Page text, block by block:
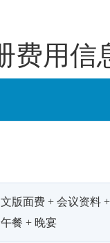
费用信
版面费 + 会议资料
餐 + 晚宴